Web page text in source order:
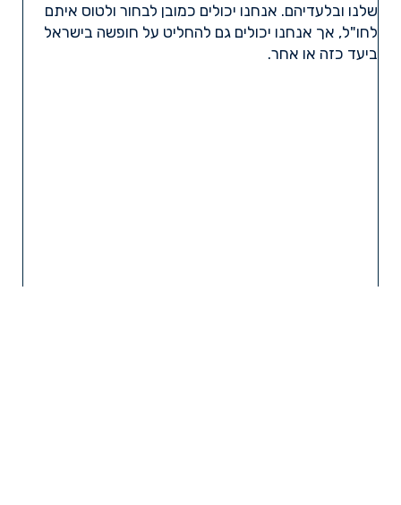
שלנו ובלעדיהם. אנחנו יכולים כמובן לבחור ולטוס איתם
לחו"ל, אך אנחנו יכולים גם להחליט על חופשה בישראל
ביעד כזה או אחר.